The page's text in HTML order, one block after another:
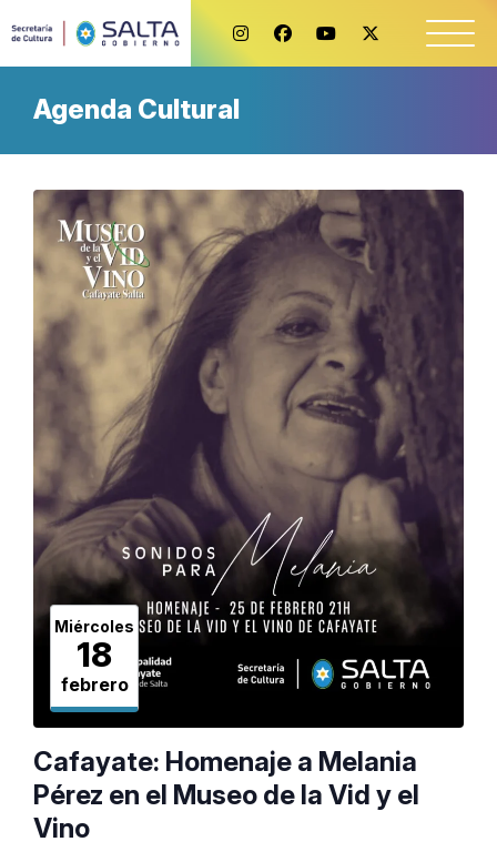
Agenda Cultural
Miércoles
18
febrero
Cafayate: Homenaje a Melania
Pérez en el Museo de la Vid y el
Vino